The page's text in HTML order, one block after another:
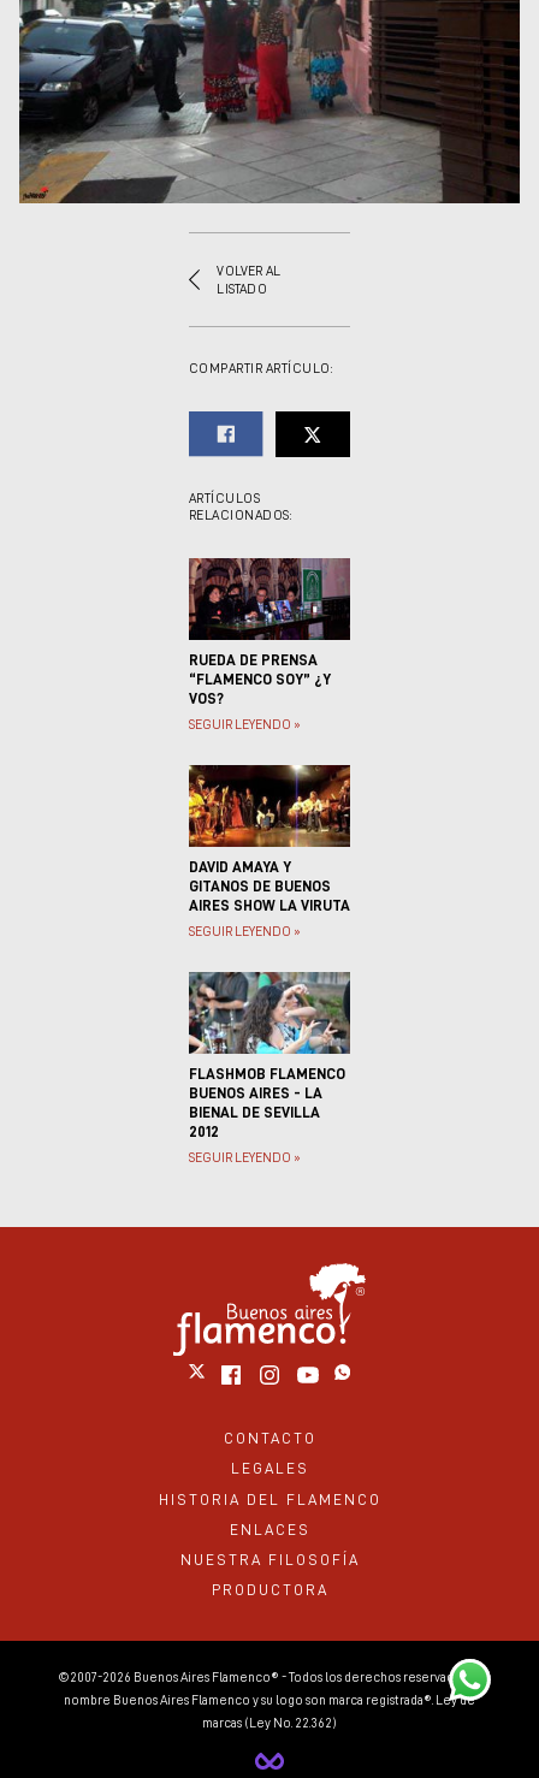
VOLVER AL
LISTADO
COMPARTIR ARTÍCULO:
ARTÍCULOS
RELACIONADOS:
RUEDA DE PRENSA
“FLAMENCO SOY” ¿Y
VOS?
SEGUIR LEYENDO »
DAVID AMAYA Y
GITANOS DE BUENOS
AIRES SHOW LA VIRUTA
SEGUIR LEYENDO »
FLASHMOB FLAMENCO
BUENOS AIRES - LA
BIENAL DE SEVILLA
2012
SEGUIR LEYENDO »
CONTACTO
LEGALES
HISTORIA DEL FLAMENCO
ENLACES
NUESTRA FILOSOFÍA
PRODUCTORA
©2007-2026 Buenos Aires Flamenco® - Todos los derechos reservados. El
nombre Buenos Aires Flamenco y su logo son marca registrada®. Ley de
marcas (Ley No. 22.362)